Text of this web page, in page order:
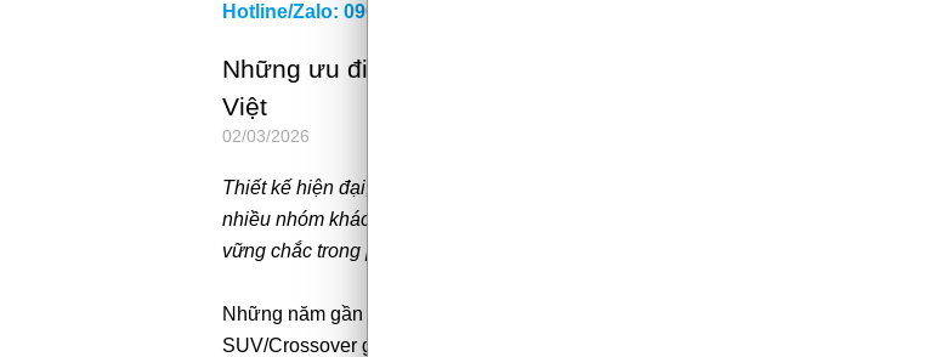
Hotline/Zalo: 090.123.8676
Những ưu điểm vượt trội giúp Kia Sportage chinh phục khách
Việt
02/03/2026
Thiết kế hiện đại, tiện nghi và trang bị dẫn đầu phân khúc cùng mức giá phù hợp với
nhiều nhóm khách hàng là những ưu thế chính giúp
vững chắc trong phân khúc C-SUV.
Những năm gần đây, người dùng Việt dần có xu hướng lựa chọn các mẫu xe
SUV/Crossover gầm cao bởi tính thực dụng mà nó đem lại. Nổi bật là các mẫu xe